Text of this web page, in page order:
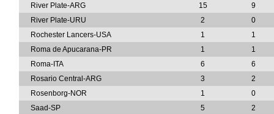
River Plate-ARG
15
9
River Plate-URU
2
0
Rochester Lancers-USA
1
1
Roma de Apucarana-PR
1
1
Roma-ITA
6
6
Rosario Central-ARG
3
2
Rosenborg-NOR
1
0
Saad-SP
5
2